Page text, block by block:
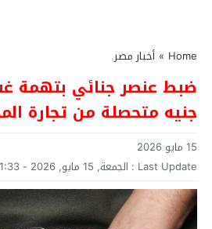
Home
» أخبار مصر
جنيه متحصلة من تجارة
15 مايو 2026
Last Update : الجمعة, 15 مايو, 2026 - 11:33 صباحًا